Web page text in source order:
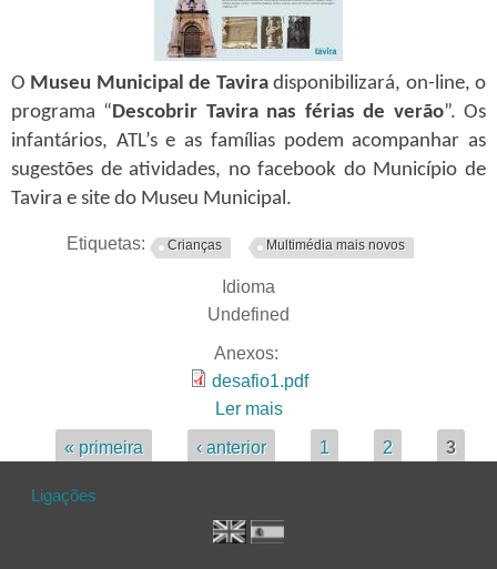
O Museu Municipal de Taviradisponibilizará, on-line, o
programa “Descobrir Tavira nas férias de verão”. Os
infantários, ATL’s e as famílias podem acompanhar as
sugestões de atividades, no facebook do Município de
Tavira e site do Museu Municipal.
Etiquetas: Crianças Multimédia mais novos
Idioma
Undefined
Anexos:
desafio1.pdf
Ler mais
nas férias de verão -
Animal Fantástico
Páginas« primeira ‹ anterior 1 2 3
Ligações